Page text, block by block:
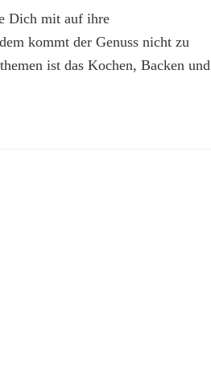
Dich mit auf ihre
kommt der Genuss nicht zu
ist das Kochen, Backen und